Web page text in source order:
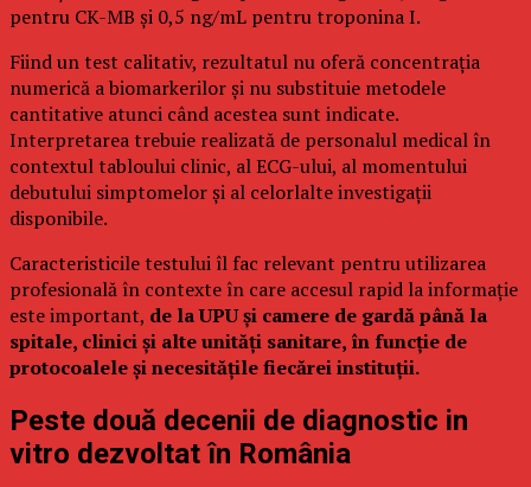
pentru CK-MB și 0,5 ng/mL pentru troponina I.
Fiind un test calitativ, rezultatul nu oferă concentrația
numerică a biomarkerilor și nu substituie metodele
cantitative atunci când acestea sunt indicate.
Interpretarea trebuie realizată de personalul medical în
contextul tabloului clinic, al ECG-ului, al momentului
debutului simptomelor și al celorlalte investigații
disponibile.
Caracteristicile testului îl fac relevant pentru utilizarea
profesională în contexte în care accesul rapid la informație
este important, de la UPU și camere de gardă până la
spitale, clinici și alte unități sanitare, în funcție de
protocoalele și necesitățile fiecărei instituții.
Peste două decenii de diagnostic in
vitro dezvoltat în România